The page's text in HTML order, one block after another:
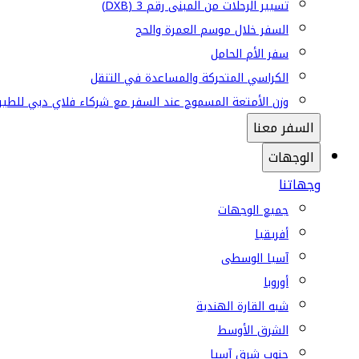
تسيير الرحلات من المبنى رقم 3 (DXB)
السفر خلال موسم العمرة والحج
سفر الأم الحامل
الكراسي المتحركة والمساعدة في التنقل
وزن الأمتعة المسموح عند السفر مع شركاء فلاي دبي
السفر معنا
الوجهات
وجهاتنا
جميع الوجهات
أفريقيا
آسيا الوسطى
أوروبا
شبه القارة الهندية
الشرق الأوسط
جنوب شرق آسيا